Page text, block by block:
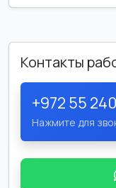
Контакты
+972 55
Нажмите для